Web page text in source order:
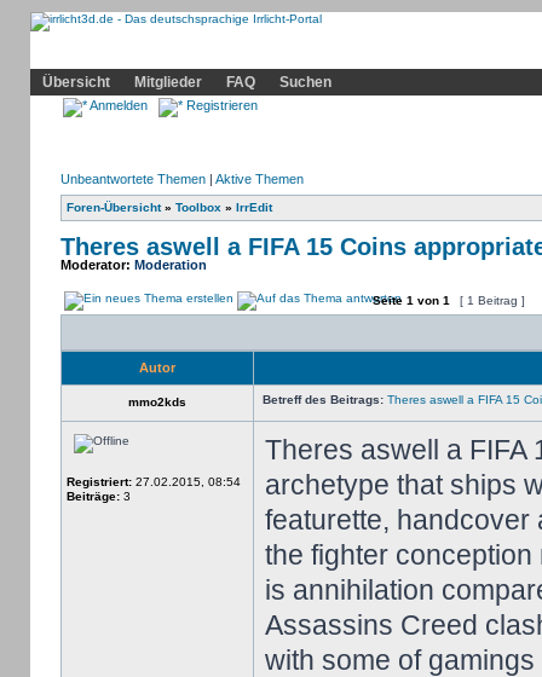
Übersicht
Mitglieder FAQ Suchen
Anmelden Registrieren
Unbeantwortete Themen| Aktive Themen
Foren-Übersicht» Toolbox » IrrEdit
Theres aswell a FIFA 15 Coins
Moderator: Moderation
Seite 1 von 1 [ 1 Beitrag ]
Autor
mmo2kds Betreff des Beitrags: Theres aswell a FIFA 15
Registriert:27.02.2015, 08:54
Beiträge:3
Theres aswell a
archetype that ships
featurette, handcover
the fighter
is annihilation
Assassins Creed
with some of